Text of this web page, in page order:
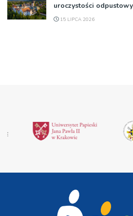
uroczystości
15 LIPCA 2026